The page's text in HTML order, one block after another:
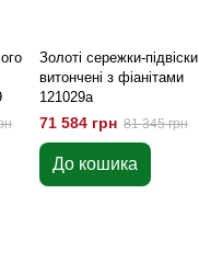
Золоті сережки-підвіски
витончені з фіанітами
121029а
71 584 грн 81 345 грн
До кошика